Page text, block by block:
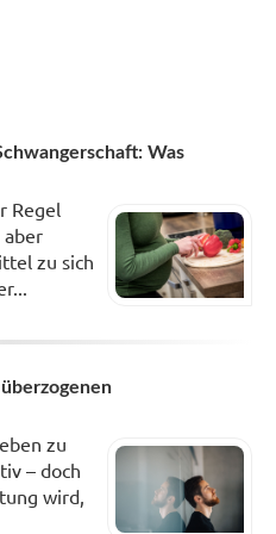
Was
Regel
zu sich
zu
– doch
wird,